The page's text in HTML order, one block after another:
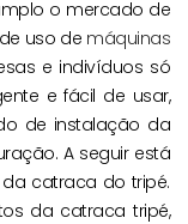
o mercado de
uso de máquinas
e indivíduos só
e fácil de usar,
de instalação da
A seguir está
catraca do tripé.
da catraca tripé,